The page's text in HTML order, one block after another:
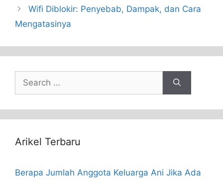
Wifi Diblokir: Penyebab, Dampak, dan Cara
Mengatasinya
Search
for:
Arikel Terbaru
Berapa Jumlah Anggota Keluarga Ani Jika Ada